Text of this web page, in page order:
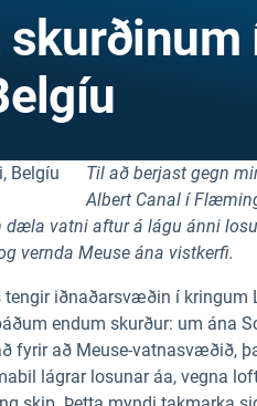
Til að berjast gegn
Albert Canal í
vatni aftur á lágu ánni
vernda Meuse ána vistkerfi.
iðnaðarsvæðin í kringum
endum skurður: um ána
fyrir að Meuse-vatnasvæðið,
lágrar losunar áa, vegna